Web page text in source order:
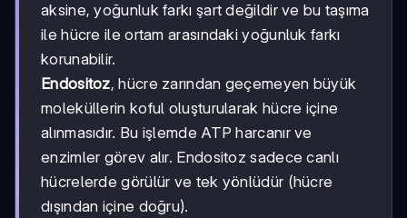
aksine, yoğunluk farkı şart değildir ve bu taşıma
ile hücre ile ortam arasındaki yoğunluk farkı
korunabilir.
Endositoz, hücre zarından geçemeyen büyük
moleküllerin koful oluşturularak hücre içine
alınmasıdır. Bu işlemde ATP harcanır ve
enzimler görev alır. Endositoz sadece canlı
hücrelerde görülür ve tek yönlüdür (hücre
dışından içine doğru).